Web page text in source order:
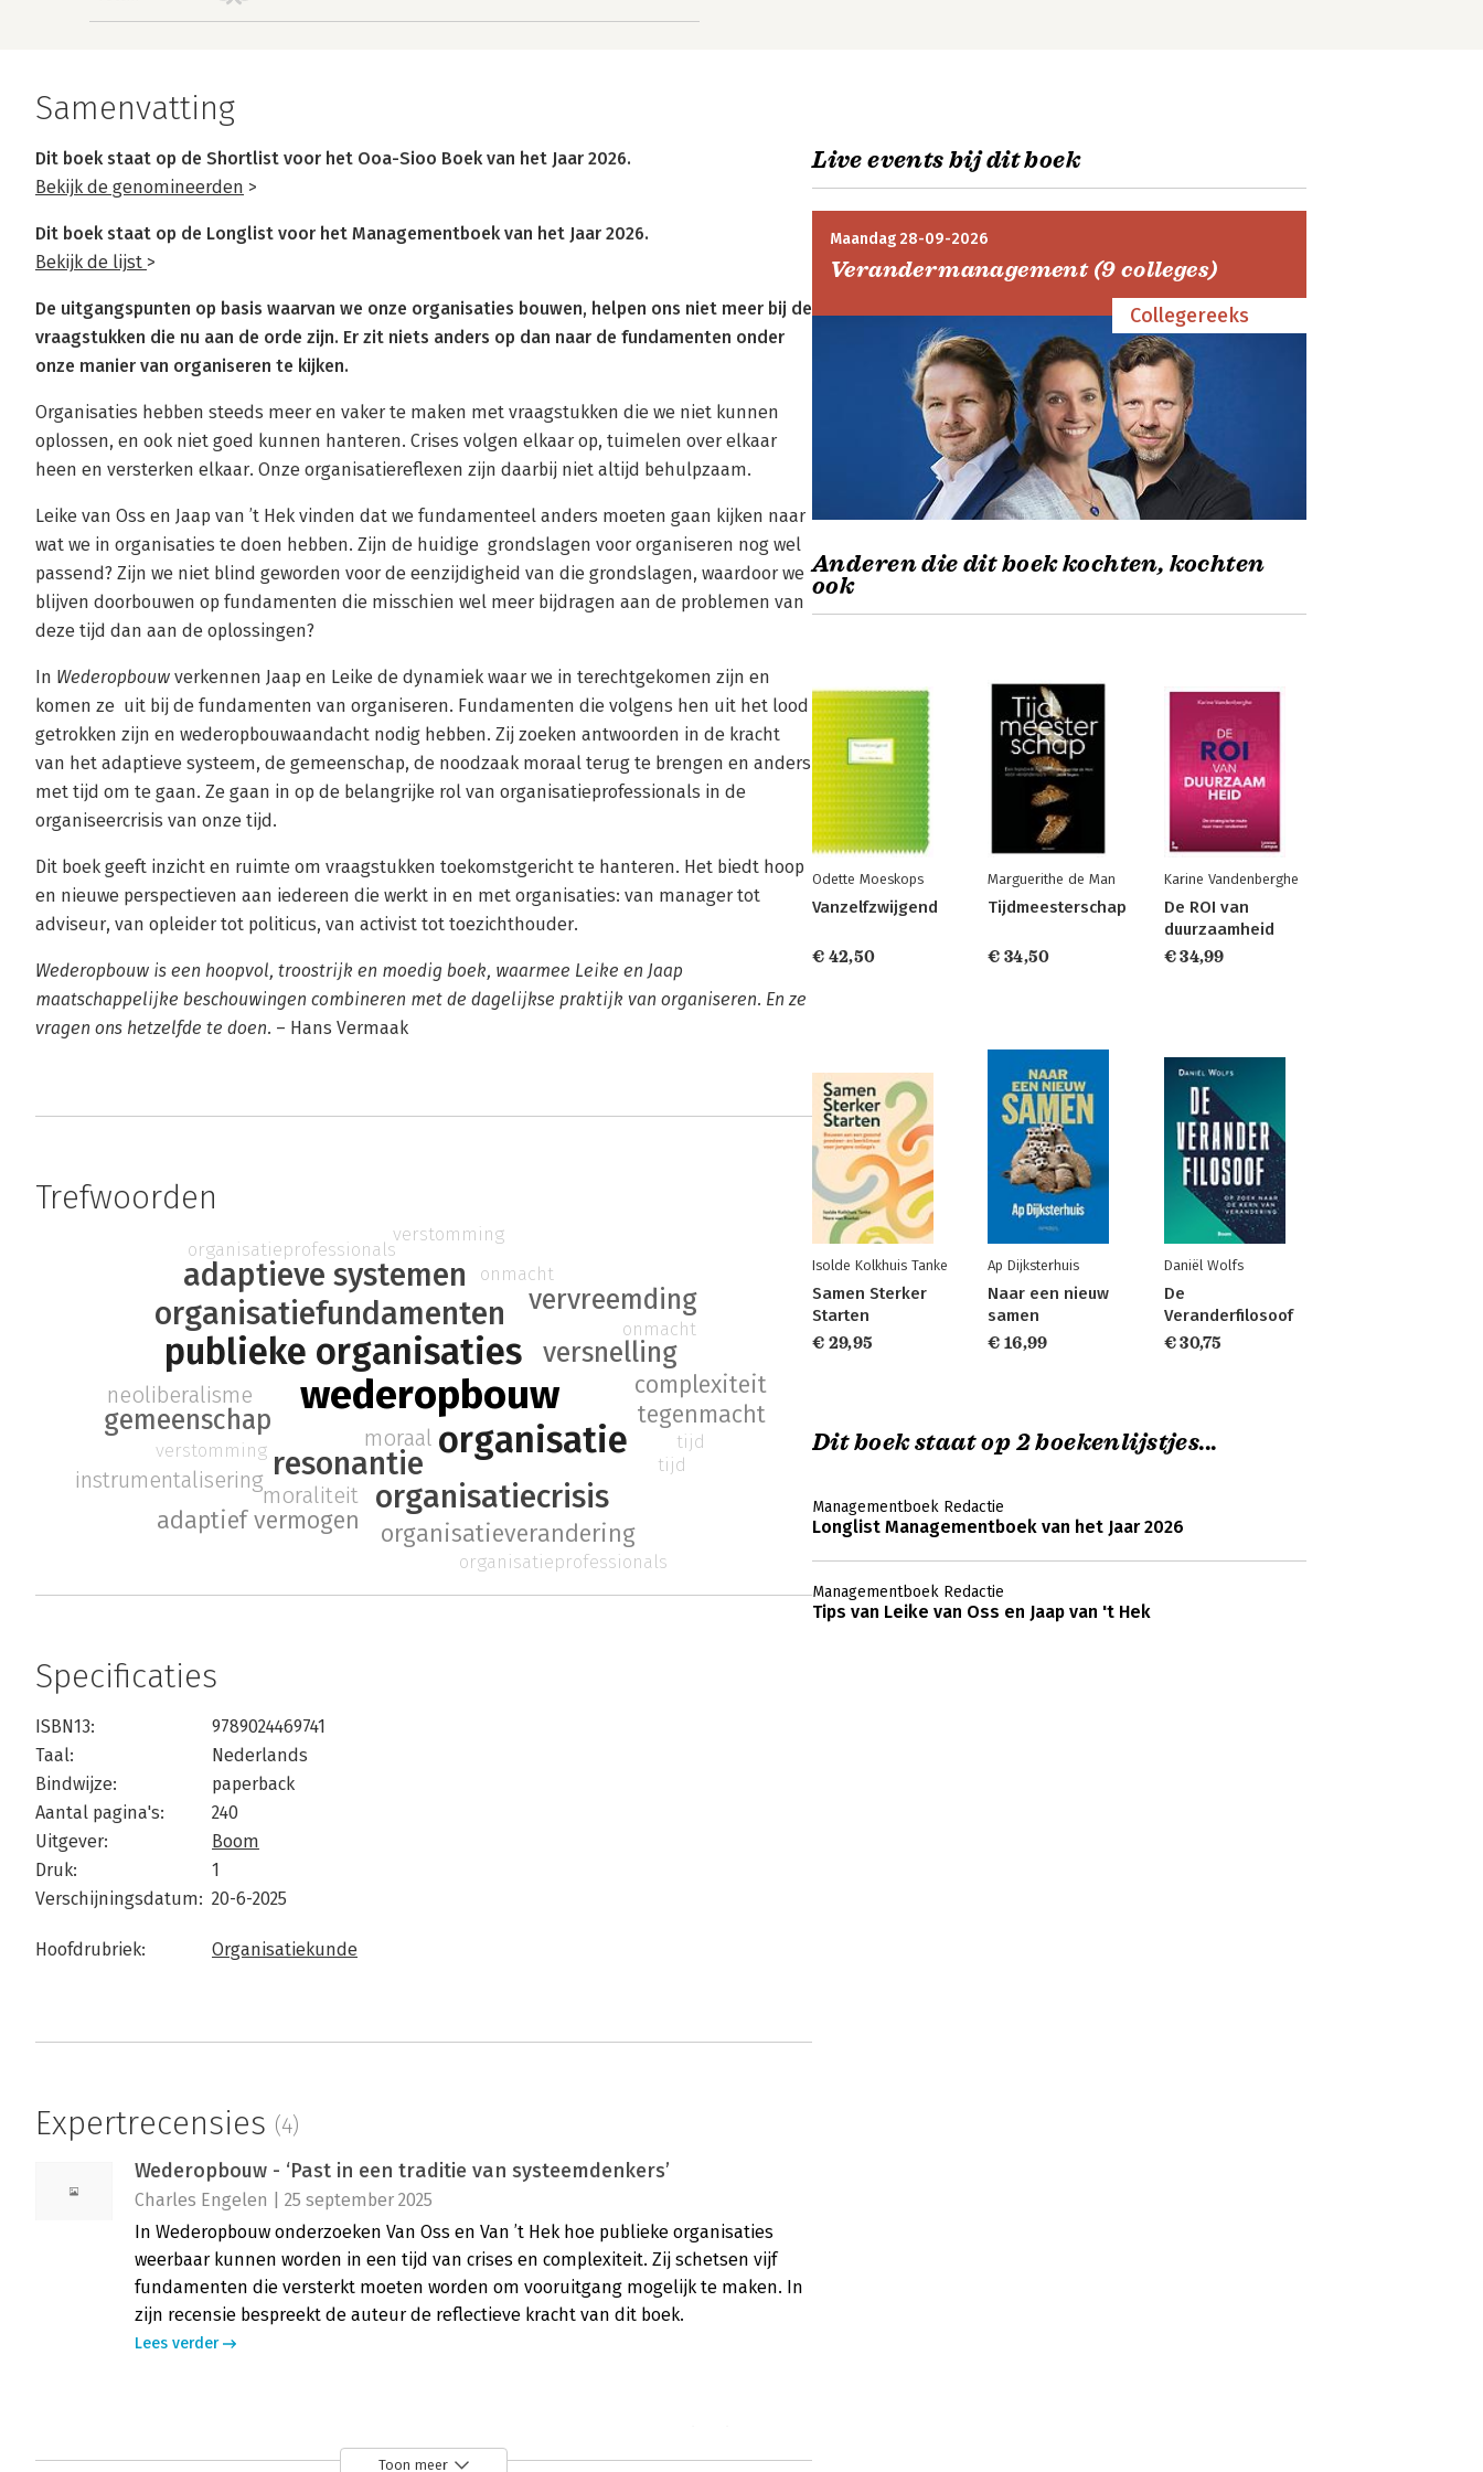
Samenvatting
Dit boek staat op de Shortlist voor het Ooa-Sioo Boek van het Jaar 2026.
Bekijk de genomineerden >
Dit boek staat op de Longlist voor het Managementboek van het Jaar 2026.
Bekijk de lijst >
De uitgangspunten op basis waarvan we onze organisaties bouwen, helpen ons niet meer bij de
vraagstukken die nu aan de orde zijn. Er zit niets anders op dan naar de fundamenten onder
onze manier van organiseren te kijken.
Organisaties hebben steeds meer en vaker te maken met vraagstukken die we niet kunnen
oplossen, en ook niet goed kunnen hanteren. Crises volgen elkaar op, tuimelen over elkaar
heen en versterken elkaar. Onze organisatiereflexen zijn daarbij niet altijd behulpzaam.
Leike van Oss en Jaap van ’t Hek vinden dat we fundamenteel anders moeten gaan kijken naar
wat we in organisaties te doen hebben. Zijn de huidige grondslagen voor organiseren nog wel
passend? Zijn we niet blind geworden voor de eenzijdigheid van die grondslagen, waardoor we
blijven doorbouwen op fundamenten die misschien wel meer bijdragen aan de problemen van
deze tijd dan aan de oplossingen?
In Wederopbouw verkennen Jaap en Leike de dynamiek waar we in terechtgekomen zijn en
komen ze uit bij de fundamenten van organiseren. Fundamenten die volgens hen uit het lood
getrokken zijn en wederopbouwaandacht nodig hebben. Zij zoeken antwoorden in de kracht
van het adaptieve systeem, de gemeenschap, de noodzaak moraal terug te brengen en anders
met tijd om te gaan. Ze gaan in op de belangrijke rol van organisatieprofessionals in de
organiseercrisis van onze tijd.
Dit boek geeft inzicht en ruimte om vraagstukken toekomstgericht te hanteren. Het biedt hoop
en nieuwe perspectieven aan iedereen die werkt in en met organisaties: van manager tot
adviseur, van opleider tot politicus, van activist tot toezichthouder.
Wederopbouw is een hoopvol, troostrijk en moedig boek, waarmee Leike en Jaap
maatschappelijke beschouwingen combineren met de dagelijkse praktijk van organiseren. En ze
vragen ons hetzelfde te doen. – Hans Vermaak
Trefwoorden
wederopbouw
publieke organisaties
organisatie
resonantie
organisatiefundamenten
organisatiecrisis
adaptieve systemen
gemeenschap
versnelling
vervreemding
complexiteit
organisatieverandering
adaptief vermogen
tegenmacht
moraal
neoliberalisme
moraliteit
instrumentalisering
verstomming
onmacht
tijd
organisatieprofessionals
verstomming
onmacht
tijd
organisatieprofessionals
Specificaties
ISBN13:
9789024469741
Taal:
Nederlands
Bindwijze:
paperback
Aantal pagina's:
240
Uitgever:
Boom
Druk:
1
Verschijningsdatum: 20-6-2025
Hoofdrubriek: Organisatiekunde
Expertrecensies (4)
Wederopbouw - ‘Past in een traditie van systeemdenkers’
Charles Engelen | 25 september 2025
In Wederopbouw onderzoeken Van Oss en Van ’t Hek hoe publieke organisaties
weerbaar kunnen worden in een tijd van crises en complexiteit. Zij schetsen vijf
fundamenten die versterkt moeten worden om vooruitgang mogelijk te maken. In
zijn recensie bespreekt de auteur de reflectieve kracht van dit boek.
Lees verder
Liesbeth Tettero | 18 september 2025
Toon meer
Live events bij dit boek
Maandag 28-09-2026
Verandermanagement (9 colleges)
Collegereeks
Anderen die dit boek kochten, kochten
ook
Odette Moeskops
Vanzelfzwijgend
€ 42,50
Marguerithe de Man
Tijdmeesterschap
€ 34,50
Karine Vandenberghe
De ROI van
duurzaamheid
€ 34,99
Isolde Kolkhuis Tanke
Samen Sterker
Starten
€ 29,95
Ap Dijksterhuis
Naar een nieuw
samen
€ 16,99
Daniël Wolfs
De
Veranderfilosoof
€ 30,75
Dit boek staat op 2 boekenlijstjes...
Managementboek Redactie
Longlist Managementboek van het Jaar 2026
Managementboek Redactie
Tips van Leike van Oss en Jaap van 't Hek